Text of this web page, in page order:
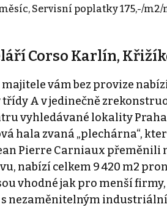
Servisní poplatky 175,-/
Corso Karlín,
vám bez provize
A v jedinečně
vyhledávané lokality
hala zvaná „plechárna“,
Pierre Carniaux přeměnili
nabízí celkem 9 420 m2
vhodné jak pro menší
nezaměnitelným